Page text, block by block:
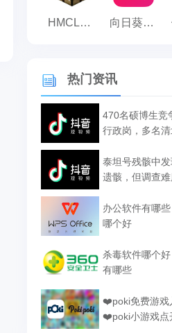
HMCL启动器 向日葵远程控制
热门资讯
470名硕博生竞
行政岗，多名
泰坦号残骸中
遗骸，但调查
办公软件有哪
哪个好
杀毒软件哪个
有哪些
❤️poki免费游戏
❤️poki小游戏点